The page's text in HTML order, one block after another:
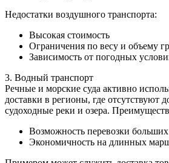
Недостатки воздушного транспорта:
Высокая стоимость
Ограничения по весу и объему
Зависимость от погодных
3. Водный транспорт
Речные и морские суда активно
доставки в регионы, где отсутствуют
судоходные реки и озера.
Возможность перевозки
Экономичность на длинных